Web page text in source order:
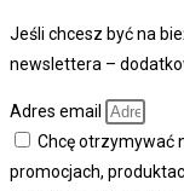
Jeśli chcesz być na
newslettera –
Adres email
Chcę otrzymywać
promocjach,